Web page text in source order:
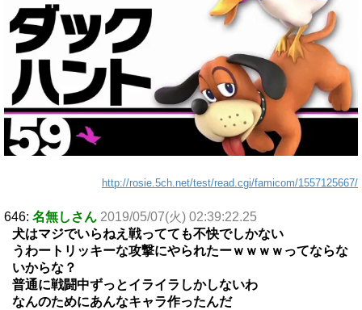
http://rosie.5ch.net/test/read.cgi/famicom/1557125667/
646: 名無しさん 2019/05/07(火) 02:39:22.25
犬はマジでいらねえ戦ってても不快でしかない
うわートリッキーな攻撃にやられたーｗｗｗｗってならな
いからな？
普通に戦闘中ずっとイライラしかしないわ
なんのためにあんなキャラ作ったんだ